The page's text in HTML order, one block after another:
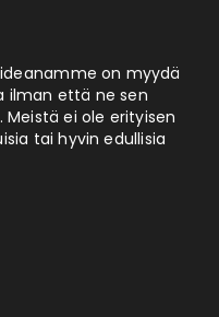
on myydä
ilman että ne sen
Meistä ei ole erityisen
tai hyvin edullisia